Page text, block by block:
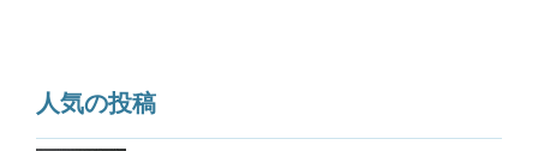
人気の投稿